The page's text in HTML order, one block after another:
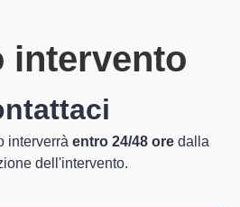
intervento
interverrà entro 24/48 ore dalla
dell'intervento.